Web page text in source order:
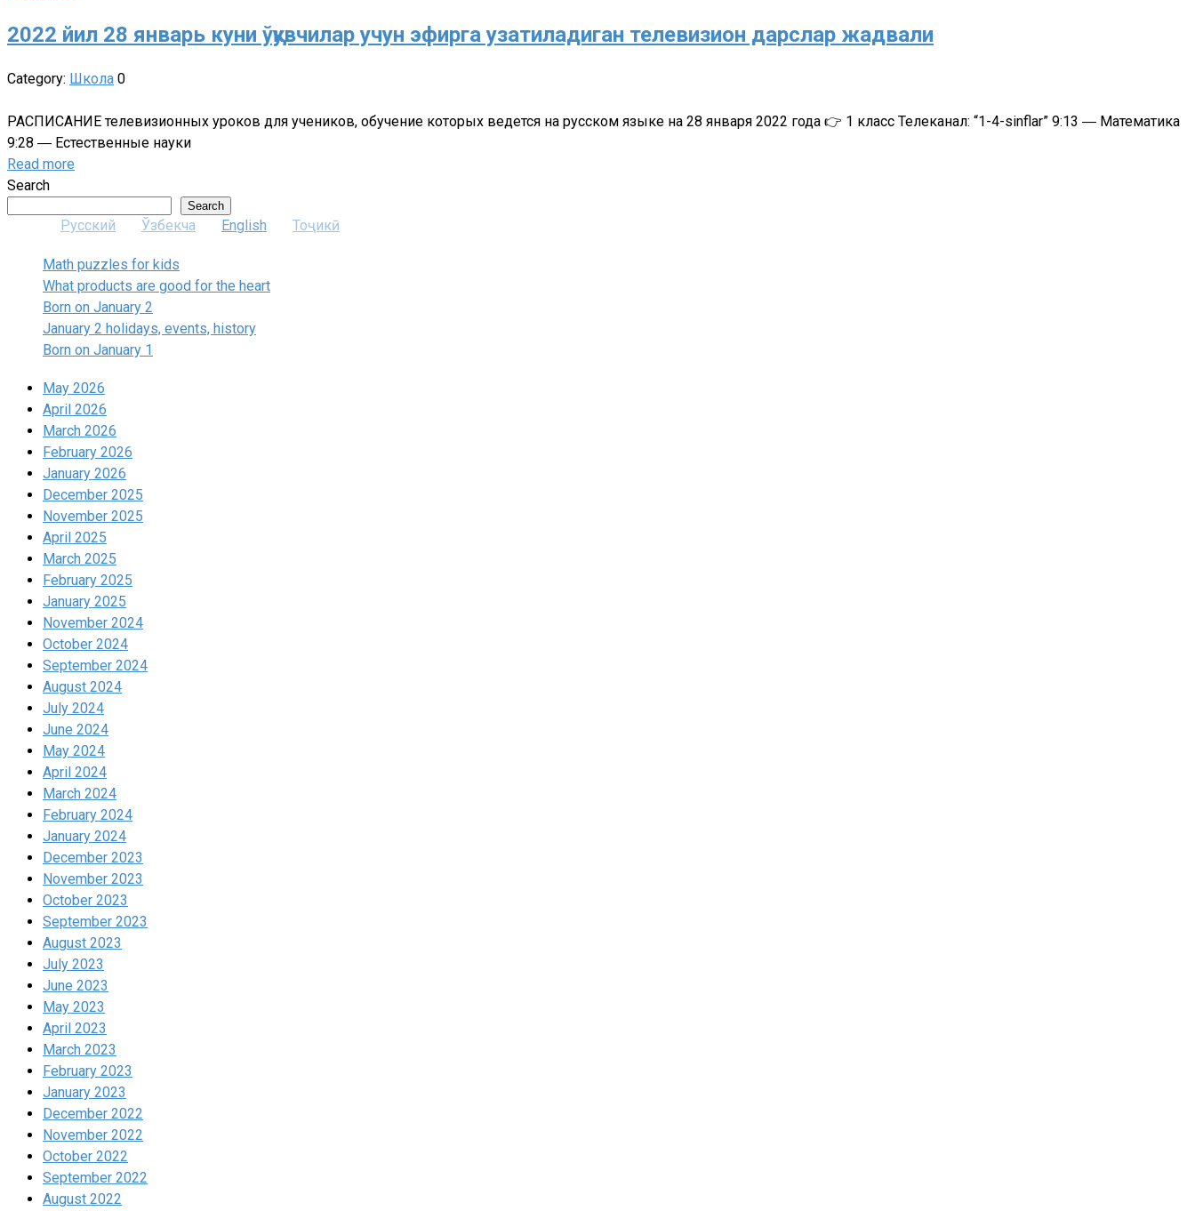
2022 йил 28 январь куни ўқувчилар учун эфирга узатиладиган телевизион дарслар жадвали
Category: Школа 0
РАСПИСАНИЕ телевизионных уроков для учеников, обучение которых ведется на русском языке на 28 января 2022 года 👉 1 класс Телеканал: “1-4-sinflar” 9:13 ― Математика
9:28 ― Естественные науки
Read more
Search
Search
Русский Ўзбекча English Тоҷикӣ
Math puzzles for kids
What products are good for the heart
Born on January 2
January 2 holidays, events, history
Born on January 1
May 2026
April 2026
March 2026
February 2026
January 2026
December 2025
November 2025
April 2025
March 2025
February 2025
January 2025
November 2024
October 2024
September 2024
August 2024
July 2024
June 2024
May 2024
April 2024
March 2024
February 2024
January 2024
December 2023
November 2023
October 2023
September 2023
August 2023
July 2023
June 2023
May 2023
April 2023
March 2023
February 2023
January 2023
December 2022
November 2022
October 2022
September 2022
August 2022